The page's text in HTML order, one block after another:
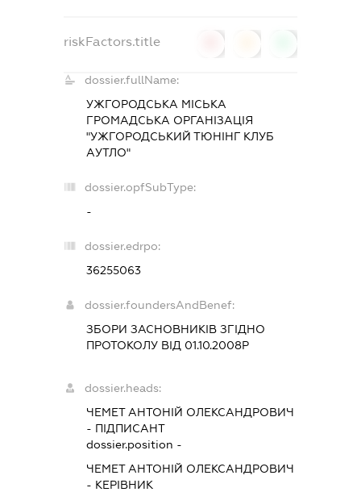
riskFactors.title
dossier.fullName:
УЖГОРОДСЬКА МІСЬКА
ГРОМАДСЬКА ОРГАНІЗАЦІЯ
"УЖГОРОДСЬКИЙ ТЮНІНГ КЛУБ
АУТЛО"
dossier.opfSubType:
-
dossier.edrpo:
36255063
dossier.foundersAndBenef:
ЗБОРИ ЗАСНОВНИКІВ ЗГІДНО
ПРОТОКОЛУ ВІД 01.10.2008Р
dossier.heads:
ЧЕМЕТ АНТОНІЙ ОЛЕКСАНДРОВИЧ
- ПІДПИСАНТ
dossier.position -
ЧЕМЕТ АНТОНІЙ ОЛЕКСАНДРОВИЧ
- КЕРІВНИК